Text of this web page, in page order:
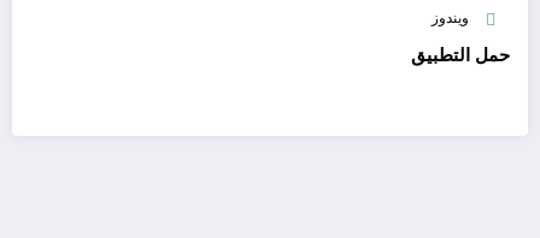
ويندوز
حمل التطبيق